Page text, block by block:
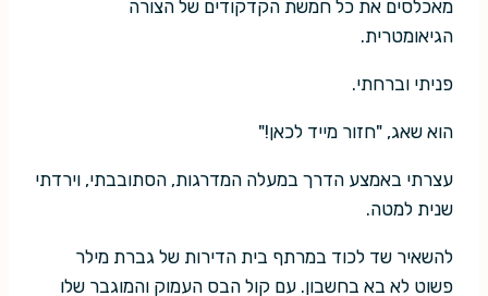
מאכלסים את כל חמשת הקדקודים של הצורה
הגיאומטרית.
פניתי וברחתי.
הוא שאג, "חזור מייד לכאן!"
עצרתי באמצע הדרך במעלה המדרגות, הסתובבתי, וירדתי
שנית למטה.
להשאיר שד לכוד במרתף בית הדירות של גברת מילר
פשוט לא בא בחשבון. עם קול הבס העמוק והמוגבר שלו